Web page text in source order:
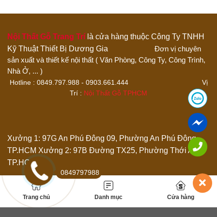
Trang chủ Danh mục Cửa hàng
Các định dạng ảnh được chấp nhận: jpg,png.
*
Email
Nội Thất Gỗ Trang Trílà cửa hàng thuộc Công Ty TNHH
Kỹ Thuật Thiết Bị Dương Gia
Đơn vị chuyên
sản xuất và thiết kế nội thất ( Văn Phòng, Công Ty, Công Trình,
Nhà Ở, ... )
Hotline : 0849.797.988 - 0903.661.444 Vị
Trí : Nội Thất Gỗ TPHCM
Xưởng 1: 97G An Phú Đông 09, Phường An Phú Đông,
TP.HCM Xưởng 2: 97B Đường TX25, Phường Thới An,
TP.HCM
0849797988